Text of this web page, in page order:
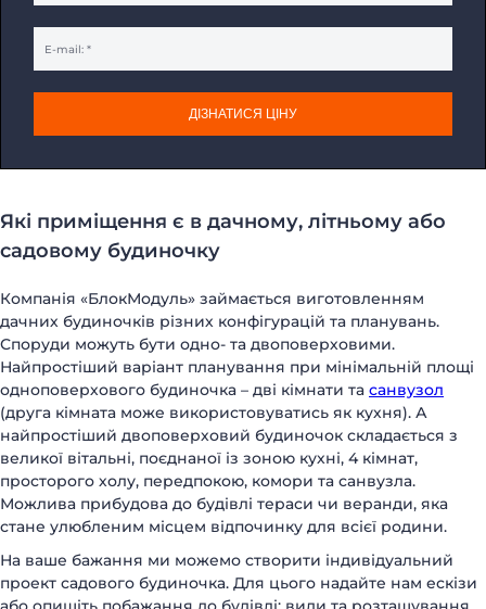
ДІЗНАТИСЯ ЦІНУ
Які приміщення є в дачному, літньому або
садовому будиночку
Компанія «БлокМодуль» займається виготовленням
дачних будиночків різних конфігурацій та планувань.
Споруди можуть бути одно- та двоповерховими.
Найпростіший варіант планування при мінімальній площі
одноповерхового будиночка – дві кімнати та санвузол
(друга кімната може використовуватись як кухня). А
найпростіший двоповерховий будиночок складається з
великої вітальні, поєднаної із зоною кухні, 4 кімнат,
просторого холу, передпокою, комори та санвузла.
Можлива прибудова до будівлі тераси чи веранди, яка
стане улюбленим місцем відпочинку для всієї родини.
На ваше бажання ми можемо створити індивідуальний
проект садового будиночка. Для цього надайте нам ескізи